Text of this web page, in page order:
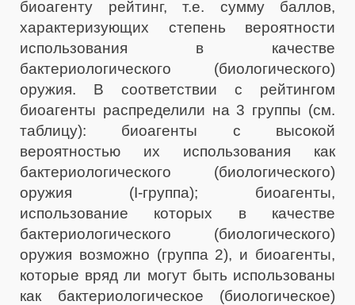
биоагенту рейтинг, т.е. сумму баллов,
характеризующих степень вероятности
использования в качестве
бактериологического (биологического)
оружия. В соответствии с рейтингом
биоагенты распределили на 3 группы (см.
таблицу): биоагенты с высокой
вероятностью их использования как
бактериологического (биологического)
оружия (I-группа); биоагенты,
использование которых в качестве
бактериологического (биологического)
оружия возможно (группа 2), и биоагенты,
которые вряд ли могут быть использованы
как бактериологическое (биологическое)